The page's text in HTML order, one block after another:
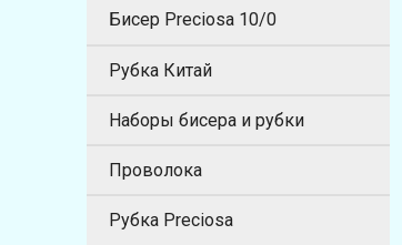
Бисер Preciosa 10/0
Рубка Китай
Наборы бисера и рубки
Проволока
Рубка Preciosa